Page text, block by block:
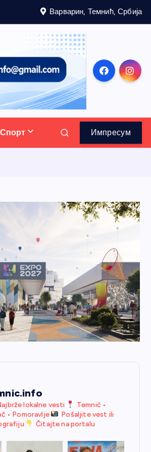
Варварин, Темнић, Србија
Спорт Импресум
lokalne vesti
Temnić •
• Pomoravlje
Pošaljite vest ili
Čitajte na portalu